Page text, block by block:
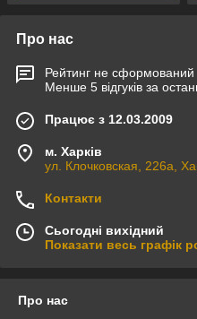
Про нас
Рейтинг не сформований
Менше 5 відгуків за
Працює з 12.03.2009
м. Харків
ул. Клочковская, 226а,
Контакти
Сьогодні вихідний
Показати весь графік
Про нас